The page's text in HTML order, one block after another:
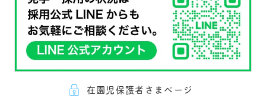
在園児保護者さまページ